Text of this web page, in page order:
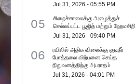
Jul 31, 2026 -05:55 PM
05
சிறைச்சாலைக்கு அழைத்துச்
செல்லப்பட்ட பூஜித் மற்றும் ஹேமசிறி
Jul 31, 2026 -09:40 PM
06
ரயிலில் அதிக விலைக்கு குடிநீர் ​
போத்தலை விற்பனை செய்த
நிறுவனத்திற்கு அபராதம்
Jul 31, 2026 -04:01 PM